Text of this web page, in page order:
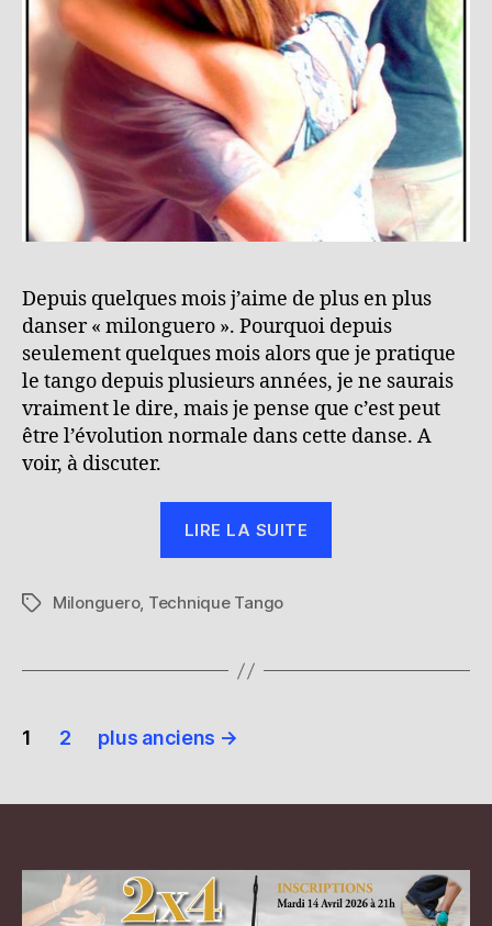
Depuis quelques mois j’aime de plus en plus
danser « milonguero ». Pourquoi depuis
seulement quelques mois alors que je pratique
le tango depuis plusieurs années, je ne saurais
vraiment le dire, mais je pense que c’est peut
être l’évolution normale dans cette danse. A
voir, à discuter.
LIRE LA SUITE
Étiquettes
Milonguero, Technique Tango
Pagination
publications
1 2 plus anciens →